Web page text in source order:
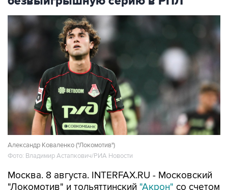
Александр Коваленко ("Локомотив")
Фото: Владимир Астапкович/РИА Новости
Москва. 8 августа. INTERFAX.RU - Московский
0:0 завершили матч третьего тура чемпионата